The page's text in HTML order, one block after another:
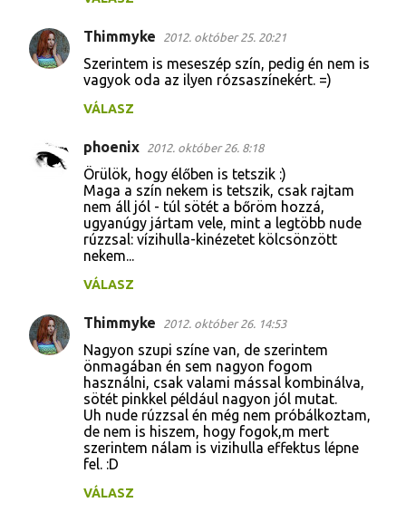
Thimmyke 2012. október 25. 20:21
Szerintem is meseszép szín, pedig én nem is
vagyok oda az ilyen rózsaszínekért. =)
VÁLASZ
phoenix 2012. október 26. 8:18
Örülök, hogy élőben is tetszik :)
Maga a szín nekem is tetszik, csak rajtam
nem áll jól - túl sötét a bőröm hozzá,
ugyanúgy jártam vele, mint a legtöbb nude
rúzzsal: vízihulla-kinézetet kölcsönzött
nekem...
VÁLASZ
Thimmyke 2012. október 26. 14:53
Nagyon szupi színe van, de szerintem
önmagában én sem nagyon fogom
használni, csak valami mással kombinálva,
sötét pinkkel például nagyon jól mutat.
Uh nude rúzzsal én még nem próbálkoztam,
de nem is hiszem, hogy fogok,m mert
szerintem nálam is vizihulla effektus lépne
fel. :D
VÁLASZ